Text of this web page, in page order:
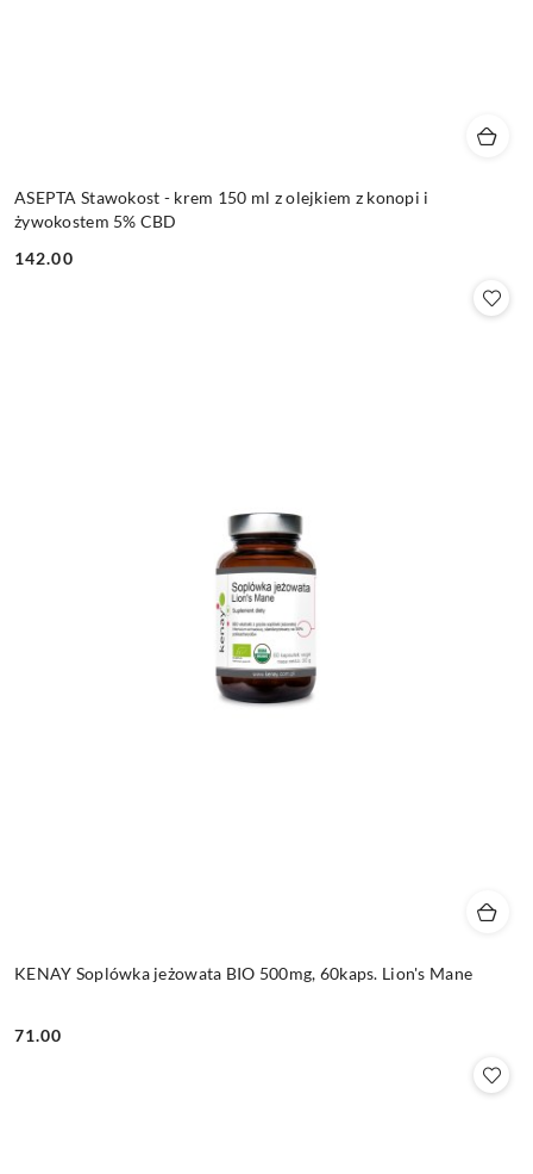
ASEPTA Stawokost - krem 150 ml z olejkiem z konopi i
żywokostem 5% CBD
Cena:
142.00
KENAY Soplówka jeżowata BIO 500mg, 60kaps. Lion's Mane
Cena:
71.00